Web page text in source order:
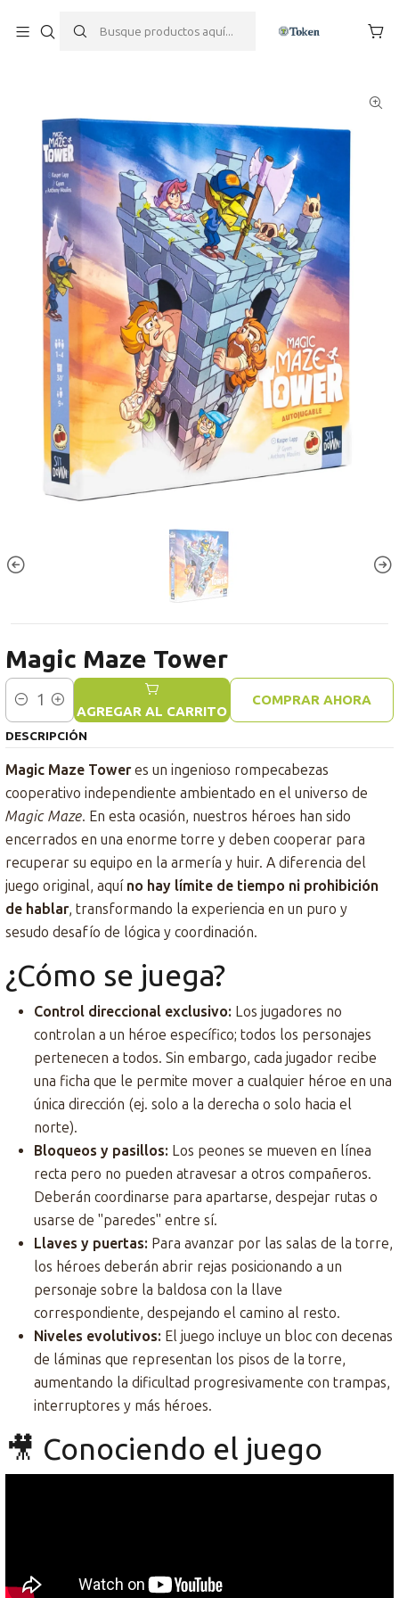
Magic Maze Tower
Magic Maze Tower
Cantidad AGREGAR AL CARRITO
COMPRAR AHORA
DESCRIPCIÓN
Magic Maze Toweres un ingenioso rompecabezas
cooperativo independiente ambientado en el universo de
Magic Maze. En esta ocasión, nuestros héroes han sido
encerrados en una enorme torre y deben cooperar para
recuperar su equipo en la armería y huir. A diferencia del
juego original, aquí no hay límite de tiempo ni prohibición
de hablar, transformando la experiencia en un puro y
sesudo desafío de lógica y coordinación.
¿Cómo se juega?
Control direccional exclusivo: Los jugadores no
controlan a un héroe específico; todos los personajes
pertenecen a todos. Sin embargo, cada jugador recibe
una ficha que le permite mover a cualquier héroe en una
única dirección (ej. solo a la derecha o solo hacia el
norte).
Bloqueos y pasillos: Los peones se mueven en línea
recta pero no pueden atravesar a otros compañeros.
Deberán coordinarse para apartarse, despejar rutas o
usarse de "paredes" entre sí.
Llaves y puertas: Para avanzar por las salas de la torre,
los héroes deberán abrir rejas posicionando a un
personaje sobre la baldosa con la llave
correspondiente, despejando el camino al resto.
Niveles evolutivos: El juego incluye un bloc con decenas
de láminas que representan los pisos de la torre,
aumentando la dificultad progresivamente con trampas,
interruptores y más héroes.
🎥 Conociendo el juego